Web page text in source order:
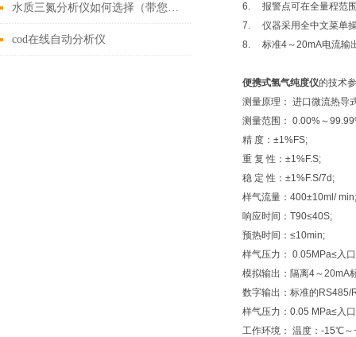
水质三氮分析仪如何选择（带您了解水质三氮分析仪的功能特点）
cod在线自动分析仪
6. 报警点可在全量程范
7. 仪器采用全中文菜单操
8. 标准4～20mA电流输
便携式氢气纯度仪的技术
测量原理： 进口微流热导
测量范围： 0.00%～
精 度：±1%FS;
重 复 性：±1%F.S;
稳 定 性：±1%F.S/7d;
样气流量：400±10ml/ min;
响应时间：T90≤40S;
预热时间：≤10min;
样气压力： 0.05MPa≤入
模拟输出：隔离4～20mA
数字输出：标准的RS485/
样气压力：0.05 MPa≤入
工作环境： 温度：-15℃